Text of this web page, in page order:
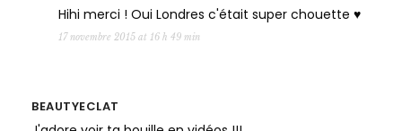
Hihi merci ! Oui Londres c'était super chouette ♥
17 novembre 2015 at 16 h 49 min
BEAUTYECLAT